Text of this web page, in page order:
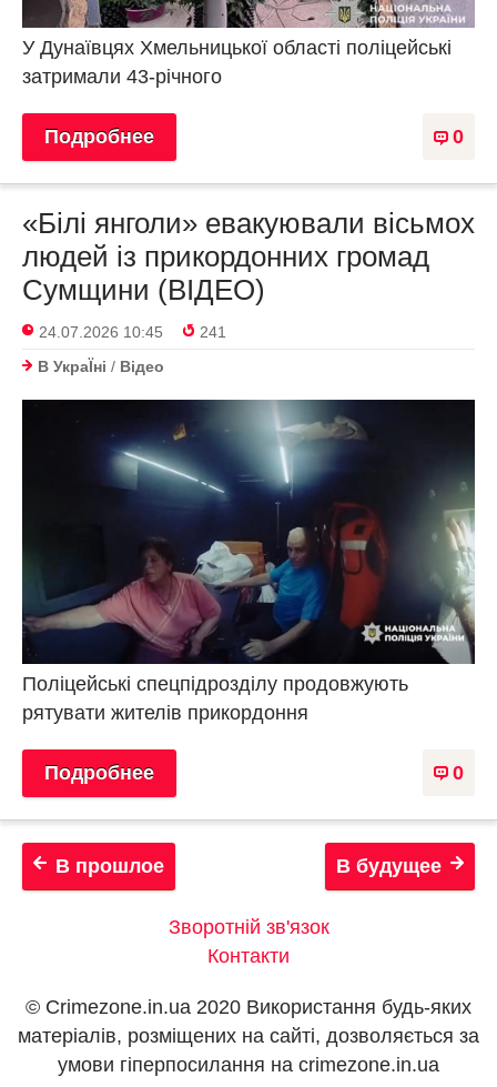
У Ду­на­їв­цях Хмель­ницької об­ласті по­лі­цей­ські
зат­ри­ма­ли 43-річ­но­го
0
Подробнее
«Білі янголи» евакуювали вісьмох
людей із прикордонних громад
Сумщини (ВІДЕО)
24.07.2026 10:45
241
В УкраЇнi / Відео
Поліцейські спецпідрозділу продовжують
рятувати жителів прикордоння
0
Подробнее
В будущее
В прошлое
Зворотній зв'язок
Контакти
© Crimezone.in.ua 2020 Використання будь-яких
матеріалів, розміщених на сайті, дозволяється за
умови гіперпосилання на сrimezone.in.ua